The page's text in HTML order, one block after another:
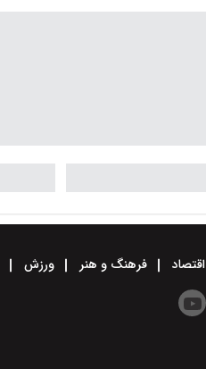
اقتصاد فرهنگ و هنر ورزش